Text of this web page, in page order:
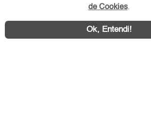
Contatar
de Cookies.
Ok, Entendi!